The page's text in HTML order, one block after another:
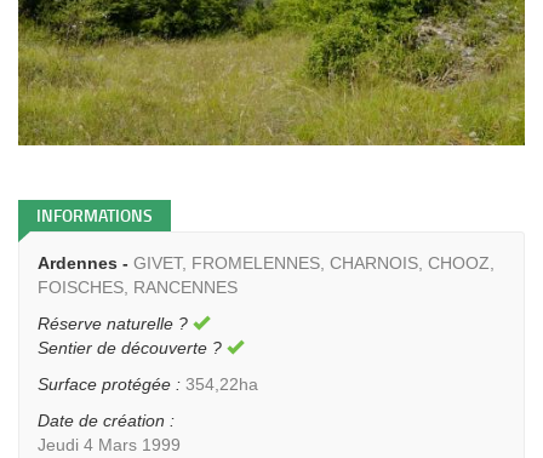
INFORMATIONS
Ardennes - GIVET, FROMELENNES, CHARNOIS, CHOOZ,
FOISCHES, RANCENNES
Réserve naturelle ?
Sentier de découverte ?
Surface protégée : 354,22ha
Date de création :
Jeudi 4 Mars 1999